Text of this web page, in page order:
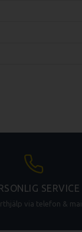
SERVICE
via telefon & mail